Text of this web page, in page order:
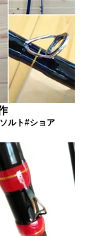
ルト#ショア